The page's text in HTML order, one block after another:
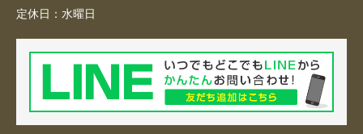
定休日： 水曜日